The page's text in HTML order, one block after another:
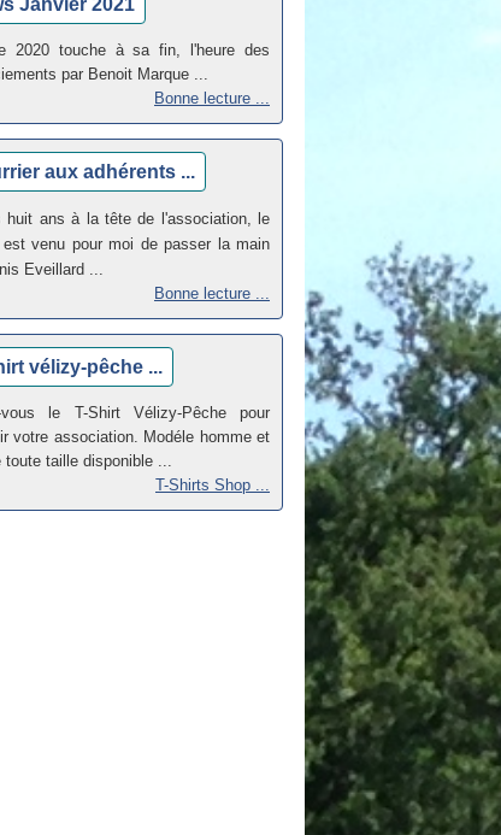
Janvier 2021
2020 touche à sa fin, l'heure des
par Benoit Marque ...
Bonne lecture ...
aux adhérents ...
huit ans à la tête de l'association, le
venu pour moi de passer la main
Eveillard ...
Bonne lecture ...
vélizy-pêche ...
vous le T-Shirt Vélizy-Pêche pour
votre association. Modéle homme et
toute taille disponible ...
T-Shirts Shop ...